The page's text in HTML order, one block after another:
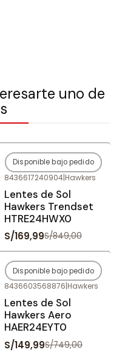
uno de
-80%OFF
Agotado
Disponible bajo pedido
8436617240904|Hawkers
Lentes de Sol
Hawkers Trendset
HTRE24HWX0
S/169,99S/849,00
-80%OFF
Agotado
Disponible bajo pedido
8436603568876|Hawkers
Lentes de Sol
Hawkers Aero
HAER24EYT0
S/149,99S/749,00